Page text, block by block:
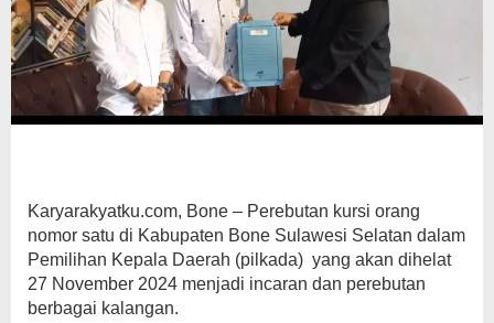
Karyarakyatku.com, Bone – Perebutan kursi orang
nomor satu di Kabupaten Bone Sulawesi Selatan dalam
Pemilihan Kepala Daerah (pilkada) yang akan dihelat
27 November 2024 menjadi incaran dan perebutan
berbagai kalangan.